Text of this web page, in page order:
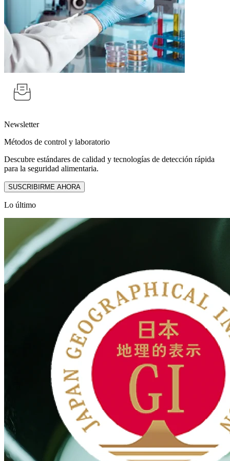
Newsletter
Métodos de control y laboratorio
Descubre estándares de calidad y tecnologías de detección rápida
para la seguridad alimentaria.
SUSCRIBIRME AHORA
Lo último